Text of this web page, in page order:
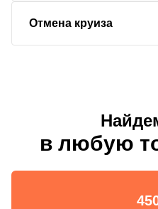
Отмена круиза
в любую